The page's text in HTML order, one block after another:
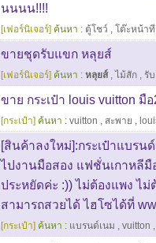
นนนน!!!!
[เฟอร์นิเจอร์] ค้นหา : ตู้โชว์ , โต๊ะหน้าที
ขายชุดรับแขก หลุยส์
[เฟอร์นิเจอร์] ค้นหา : หลุยส์, ไม้สัก , รั
ขาย กระเป๋า louis vuitton มื
[กระเป๋า] ค้นหา : vuitton , สะพาย ,
[สินค้าลงใหม่]:กระเป๋าแบรน
ไปงานมือสอง แฟชั่นเกาหลีมื
ประหยัดค่ะ :)) ไม่ต้องแพง ไม่
สามารถสวยได้ ไฮโซได้ที่
[กระเป๋า] ค้นหา : แบรนด์เนม , vuitton ,